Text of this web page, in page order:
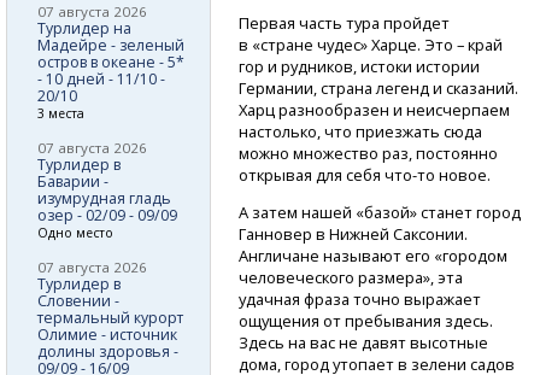
Первая часть тура пройдет
в «стране чудес» Харце. Это – край
гор и рудников, истоки истории
Германии, страна легенд и сказаний.
Харц разнообразен и неисчерпаем
настолько, что приезжать сюда
можно множество раз, постоянно
открывая для себячто-то новое.
А затем нашей «базой» станет город
Ганновер в Нижней Саксонии.
Англичане называют его «городом
человеческого размера», эта
удачная фраза точно выражает
ощущения от пребывания здесь.
Здесь на вас не давят высотные
дома, город утопает в зелени садов
07 августа 2026
Турлидер на
Мадейре - зеленый
остров в океане - 5*
- 10 дней - 11/10 -
20/10
3 места
07 августа 2026
Турлидер в
Баварии -
изумрудная гладь
озер - 02/09 - 09/09
Одно место
07 августа 2026
Турлидер в
Словении -
термальный курорт
Олимие - источник
долины здоровья -
09/09 - 16/09